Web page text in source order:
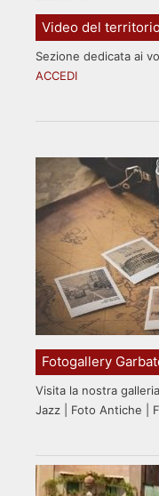
Video del territorio
Sezione dedicata ai
ACCEDI
Fotogallery
Visita la nostra
Jazz | Foto Antiche |